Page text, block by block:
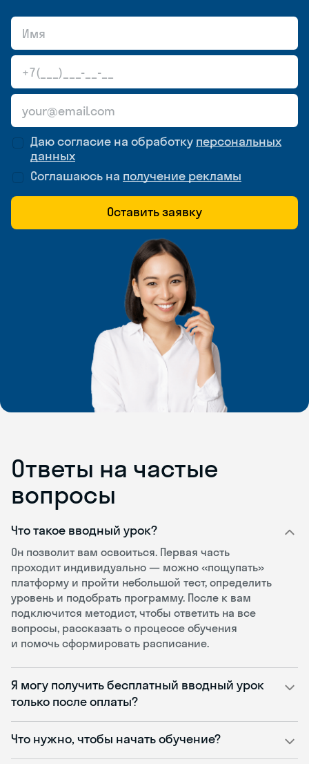
Даю согласие на обработку персональных
данных
Соглашаюсь на получение рекламы
Оставить заявку
Ответы на частые
вопросы
Что такое вводный урок?
Он позволит вам освоиться. Первая часть
проходит индивидуально — можно «пощупать»
платформу и пройти небольшой тест, определить
уровень и подобрать программу. После к вам
подключится методист, чтобы ответить на все
вопросы, рассказать о процессе обучения
и помочь сформировать расписание.
Я могу получить бесплатный вводный урок
только после оплаты?
Что нужно, чтобы начать обучение?